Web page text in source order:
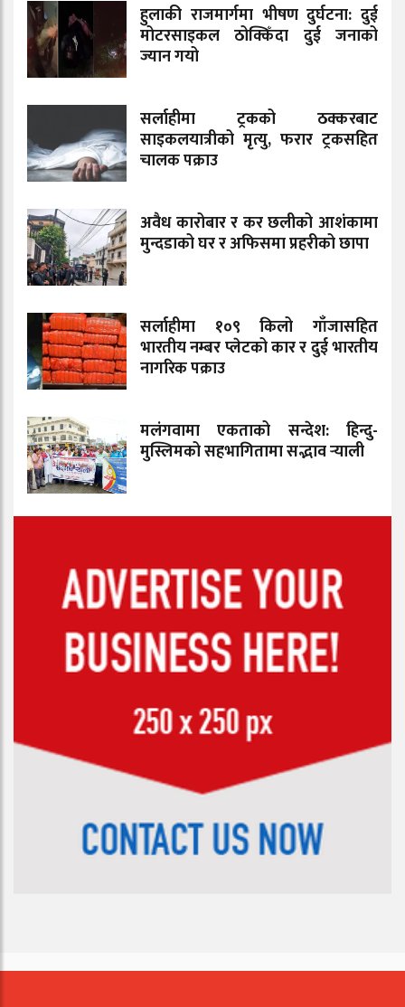
हुलाकी राजमार्गमा भीषण दुर्घटना: दुई
मोटरसाइकल ठोक्किँदा दुई जनाको
ज्यान गयो
सर्लाहीमा ट्रकको ठक्करबाट
साइकलयात्रीको मृत्यु, फरार ट्रकसहित
चालक पक्राउ
अवैध कारोबार र कर छलीको आशंकामा
मुन्दडाको घर र अफिसमा प्रहरीको छापा
सर्लाहीमा १०९ किलो गाँजासहित
भारतीय नम्बर प्लेटको कार र दुई भारतीय
नागरिक पक्राउ
मलंगवामा एकताको सन्देश: हिन्दु-
मुस्लिमको सहभागितामा सद्भाव र्‍याली